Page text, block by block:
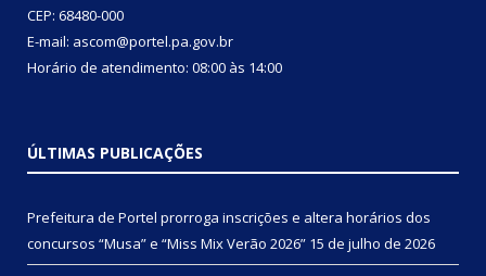
CEP: 68480-000
E-mail: ascom@portel.pa.gov.br
Horário de atendimento: 08:00 às 14:00
ÚLTIMAS PUBLICAÇÕES
Prefeitura de Portel prorroga inscrições e altera horários dos
concursos “Musa” e “Miss Mix Verão 2026” 15 de julho de 2026